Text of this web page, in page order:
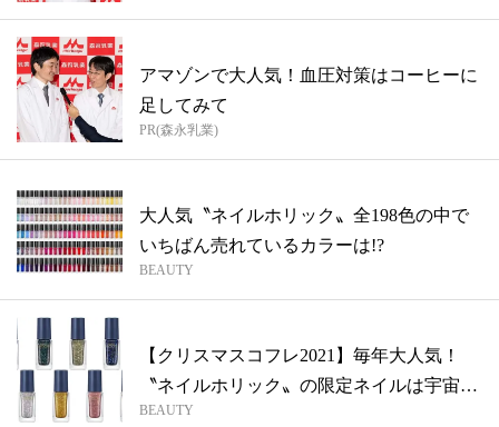
アマゾンで大人気！血圧対策はコーヒーに
足してみて
PR(森永乳業)
大人気〝ネイルホリック〟全198色の中で
いちばん売れているカラーは!?
BEAUTY
【クリスマスコフレ2021】毎年大人気！
〝ネイルホリック〟の限定ネイルは宇宙が
テ...
BEAUTY